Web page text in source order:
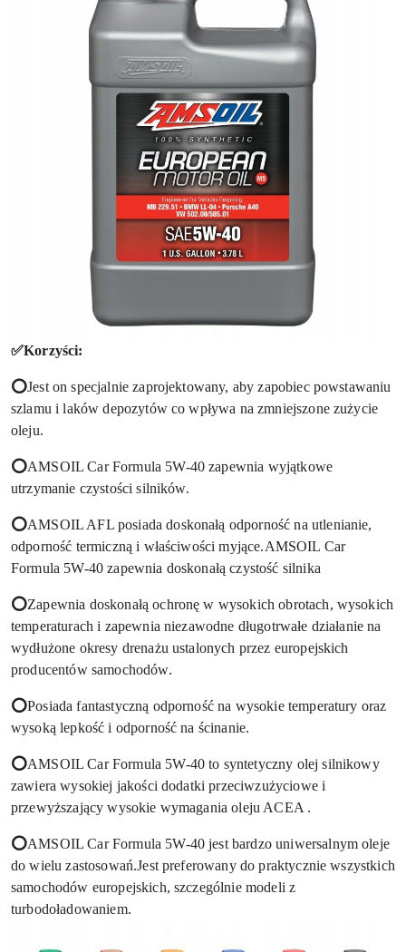
✅Korzyści:
⭕Jest on specjalnie zaprojektowany, aby zapobiec powstawaniu
szlamu i laków depozytów co wpływa na zmniejszone zużycie
oleju.
⭕AMSOIL Car Formula 5W-40 zapewnia wyjątkowe
utrzymanie czystości silników.
⭕AMSOIL AFL posiada doskonałą odporność na utlenianie,
odporność termiczną i właściwości myjące.AMSOIL Car
Formula 5W-40 zapewnia doskonałą czystość silnika
⭕Zapewnia doskonałą ochronę w wysokich obrotach, wysokich
temperaturach i zapewnia niezawodne długotrwałe działanie na
wydłużone okresy drenażu ustalonych przez europejskich
producentów samochodów.
⭕Posiada fantastyczną odporność na wysokie temperatury oraz
wysoką lepkość i odporność na ścinanie.
⭕AMSOIL Car Formula 5W-40 to syntetyczny olej silnikowy
zawiera wysokiej jakości dodatki przeciwzużyciowe i
przewyższający wysokie wymagania oleju ACEA .
⭕AMSOIL Car Formula 5W-40 jest bardzo uniwersalnym oleje
do wielu zastosowań.Jest preferowany do praktycznie wszystkich
samochodów europejskich, szczególnie modeli z
turbodoładowaniem.